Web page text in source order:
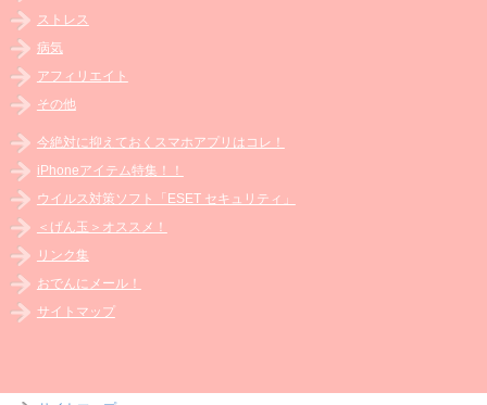
ストレス
病気
アフィリエイト
その他
今絶対に抑えておくスマホアプリはコレ！
iPhoneアイテム特集！！
ウイルス対策ソフト「ESET セキュリティ」
＜げん玉＞オススメ！
リンク集
おでんにメール！
サイトマップ